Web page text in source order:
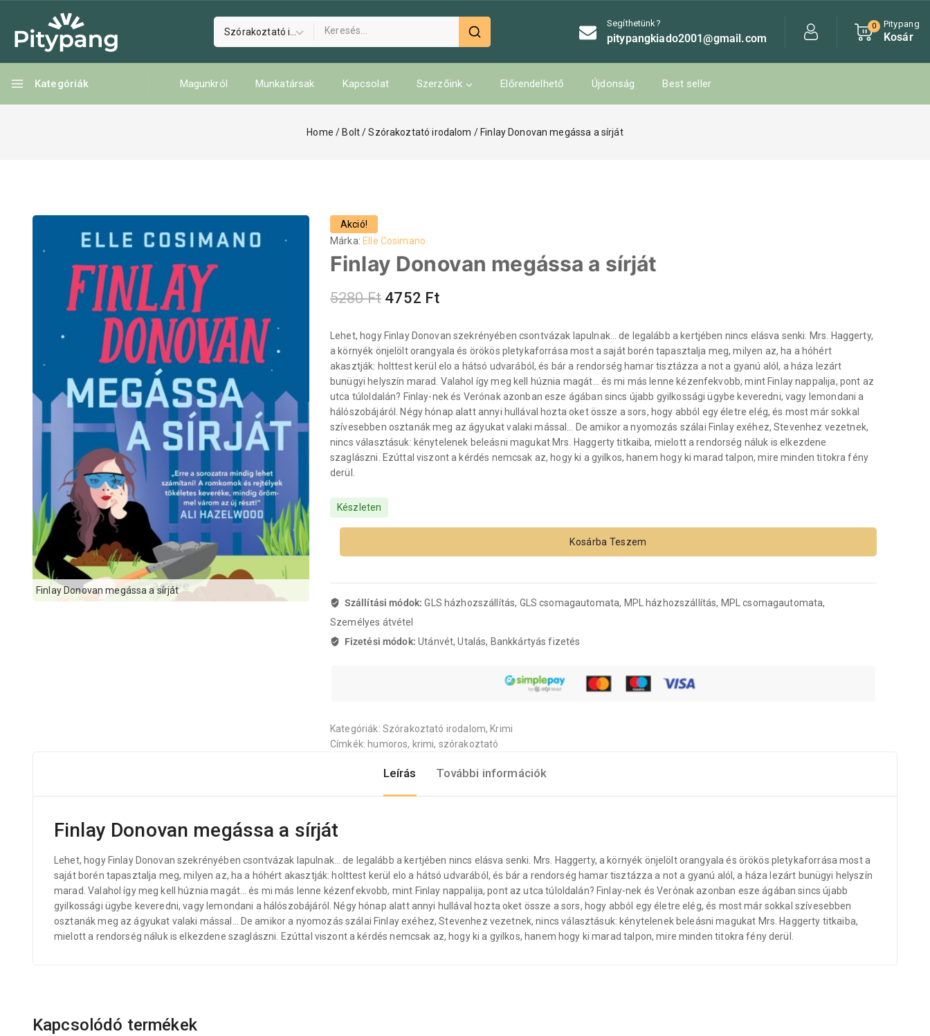
Segíthetünk?
pitypangkiado2001@gmail.com
0 Pitypang
Kosár
Kategóriák Magunkról Munkatársak Kapcsolat Szerzőink Előrendelhető Újdonság Best seller
Home / Bolt/ Szórakoztató irodalom / Finlay Donovan megássa a sírját
Finlay Donovan megássa a sírját
Akció!
Márka: Elle Cosimano
Finlay Donovan megássa a sírját
5280Ft 4752 Ft
Lehet, hogy Finlay Donovan szekrényében csontvázak lapulnak… de legalább a kertjében nincs elásva senki. Mrs. Haggerty,
a környék önjelölt orangyala és örökös pletykaforrása most a saját borén tapasztalja meg, milyen az, ha a hóhért
akasztják: holttest kerül elo a hátsó udvarából, és bár a rendorség hamar tisztázza a not a gyanú alól, a háza lezárt
bunügyi helyszín marad. Valahol így meg kell húznia magát… és mi más lenne kézenfekvobb, mint Finlay nappalija, pont az
utca túloldalán? Finlay-nek és Verónak azonban esze ágában sincs újabb gyilkossági ügybe keveredni, vagy lemondani a
hálószobájáról. Négy hónap alatt annyi hullával hozta oket össze a sors, hogy abból egy életre elég, és most már sokkal
szívesebben osztanák meg az ágyukat valaki mással… De amikor a nyomozás szálai Finlay exéhez, Stevenhez vezetnek,
nincs választásuk: kénytelenek beleásni magukat Mrs. Haggerty titkaiba, mielott a rendorség náluk is elkezdene
szaglászni. Ezúttal viszont a kérdés nemcsak az, hogy ki a gyilkos, hanem hogy ki marad talpon, mire minden titokra fény
derül.
Készleten
Kosárba Teszem
Szállítási módok:GLS házhozszállítás, GLS csomagautomata, MPL házhozszállítás, MPL csomagautomata,
Személyes átvétel
Fizetési módok:Utánvét, Utalás, Bankkártyás fizetés
Kategóriák: Szórakoztató irodalom, Krimi
Címkék: humoros, krimi, szórakoztató
Leírás További információk
Finlay Donovan megássa a sírját
Lehet, hogy Finlay Donovan szekrényében csontvázak lapulnak… de legalább a kertjében nincs elásva senki. Mrs. Haggerty, a környék önjelölt orangyala és örökös pletykaforrása most a
saját borén tapasztalja meg, milyen az, ha a hóhért akasztják: holttest kerül elo a hátsó udvarából, és bár a rendorség hamar tisztázza a not a gyanú alól, a háza lezárt bunügyi helyszín
marad. Valahol így meg kell húznia magát… és mi más lenne kézenfekvobb, mint Finlay nappalija, pont az utca túloldalán? Finlay-nek és Verónak azonban esze ágában sincs újabb
gyilkossági ügybe keveredni, vagy lemondani a hálószobájáról. Négy hónap alatt annyi hullával hozta oket össze a sors, hogy abból egy életre elég, és most már sokkal szívesebben
osztanák meg az ágyukat valaki mással… De amikor a nyomozás szálai Finlay exéhez, Stevenhez vezetnek, nincs választásuk: kénytelenek beleásni magukat Mrs. Haggerty titkaiba,
mielott a rendorség náluk is elkezdene szaglászni. Ezúttal viszont a kérdés nemcsak az, hogy ki a gyilkos, hanem hogy ki marad talpon, mire minden titokra fény derül.
Kapcsolódó termékek